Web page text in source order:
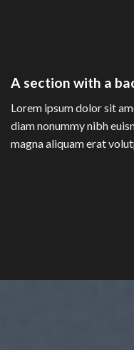
A section with a
Lorem ipsum dolor sit
diam nonummy nibh
magna aliquam erat